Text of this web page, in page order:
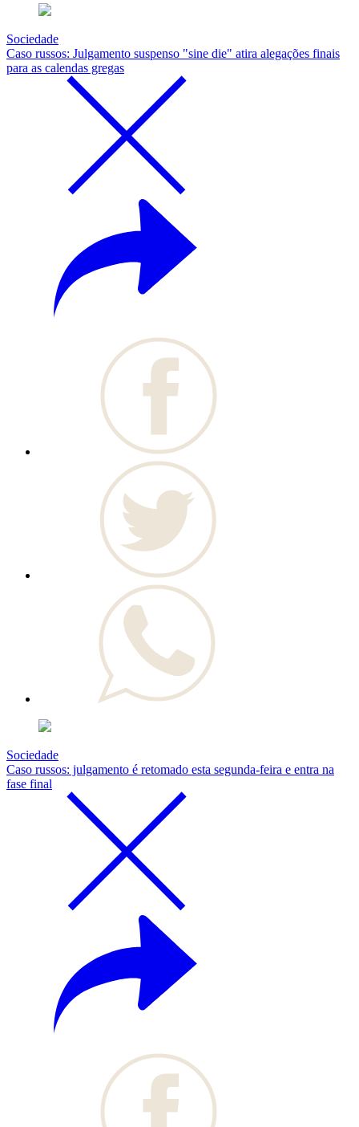
Sociedade
Caso russos: Julgamento suspenso "sine die" atira alegações finais
para as calendas gregas
Sociedade
Caso russos: julgamento é retomado esta segunda-feira e entra na
fase final